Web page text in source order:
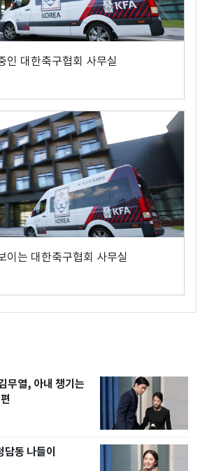
인 대한축구협회 사무실
이는 대한축구협회 사무실
무열, 아내 챙기는
동 나들이